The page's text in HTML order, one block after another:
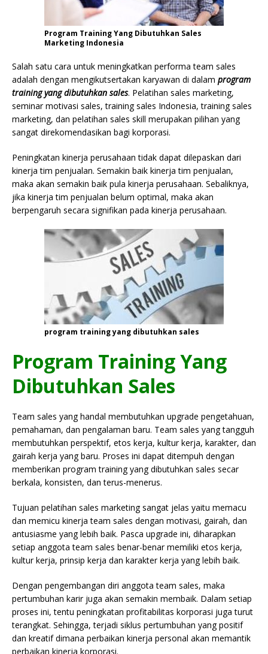
Program Training Yang Dibutuhkan Sales
Marketing Indonesia
Salah satu cara untuk meningkatkan performa team sales
adalah dengan mengikutsertakan karyawan di dalam program
training yang dibutuhkan sales. Pelatihan sales marketing,
seminar motivasi sales, training sales Indonesia, training sales
marketing, dan pelatihan sales skill merupakan pilihan yang
sangat direkomendasikan bagi korporasi.
Peningkatan kinerja perusahaan tidak dapat dilepaskan dari
kinerja tim penjualan. Semakin baik kinerja tim penjualan,
maka akan semakin baik pula kinerja perusahaan. Sebaliknya,
jika kinerja tim penjualan belum optimal, maka akan
berpengaruh secara signifikan pada kinerja perusahaan.
program training yang dibutuhkan sales
Program Training Yang
Dibutuhkan Sales
Team sales yang handal membutuhkan upgrade pengetahuan,
pemahaman, dan pengalaman baru. Team sales yang tangguh
membutuhkan perspektif, etos kerja, kultur kerja, karakter, dan
gairah kerja yang baru. Proses ini dapat ditempuh dengan
memberikan program training yang dibutuhkan sales secar
berkala, konsisten, dan terus-menerus.
Tujuan pelatihan sales marketing sangat jelas yaitu memacu
dan memicu kinerja team sales dengan motivasi, gairah, dan
antusiasme yang lebih baik. Pasca upgrade ini, diharapkan
setiap anggota team sales benar-benar memiliki etos kerja,
kultur kerja, prinsip kerja dan karakter kerja yang lebih baik.
Dengan pengembangan diri anggota team sales, maka
pertumbuhan karir juga akan semakin membaik. Dalam setiap
proses ini, tentu peningkatan profitabilitas korporasi juga turut
terangkat. Sehingga, terjadi siklus pertumbuhan yang positif
dan kreatif dimana perbaikan kinerja personal akan memantik
perbaikan kinerja korporasi.